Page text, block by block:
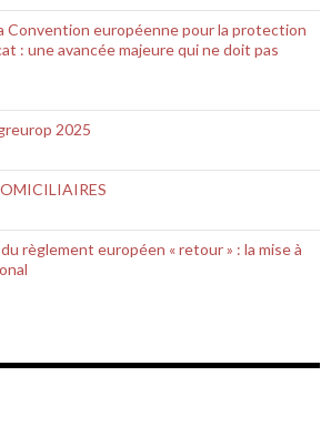
Convention européenne pour la protection
: une avancée majeure qui ne doit pas
2025
règlement européen « retour » : la mise à